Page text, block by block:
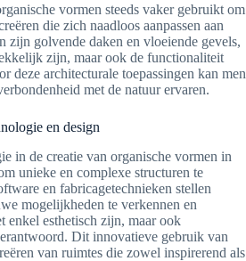
vormen steeds vaker gebruikt om
die zich naadloos aanpassen aan
zijn golvende daken en vloeiende gevels,
zijn, maar ook de functionaliteit
deze architecturale toepassingen kan men
met de natuur ervaren.
en design
in de creatie van organische vormen in
unieke en complexe structuren te
en fabricagetechnieken stellen
mogelijkheden te verkennen en
enkel esthetisch zijn, maar ook
Dit innovatieve gebruik van
van ruimtes die zowel inspirerend als